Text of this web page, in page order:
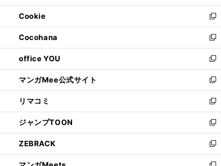
開
く
ウ
で
開
く
ン
ド
ウ
で
開
く
ウ
ィ
ン
ド
ウ
で
開
く
Cookie
新
し
い
ウ
ィ
ン
ド
ウ
で
開
く
Cocohana
新
し
い
ウ
ィ
ン
ド
ウ
で
開
く
office YOU
新
し
い
ウ
ィ
ン
ド
ウ
で
開
マンガMee公式サイト
新
し
い
ウ
ィ
ン
ド
ウ
リマコミ
新
し
い
ウ
ィ
ン
ジャンプTOON
新
し
い
ウ
ZEBRACK
新
し